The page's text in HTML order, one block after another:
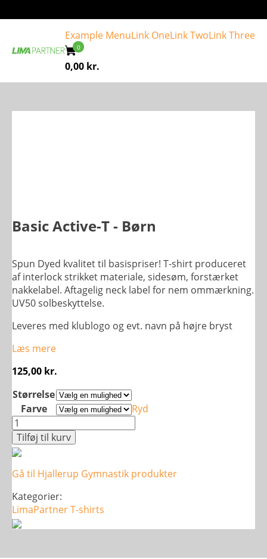
Example MenuLink OneLink TwoLink Three
0,00 kr.
Basic Active-T - Børn
Spun Dyed kvalitet til basispriser! T-shirt produceret
af interlock strikket materiale, sidesøm, forstærket
nakkelabel. Aftagelig neck label for nem ommærkning.
UV50 solbeskyttelse.
Leveres med klublogo og evt. navn på højre bryst
Læs mere
125,00 kr.
Størrelse
Farve
Ryd
Basic
Active-
T
-
Børn
Tilføj til kurv
Gå til Hjallerup Gymnastik produkter
Kategorier:
LimaPartnerT-shirts